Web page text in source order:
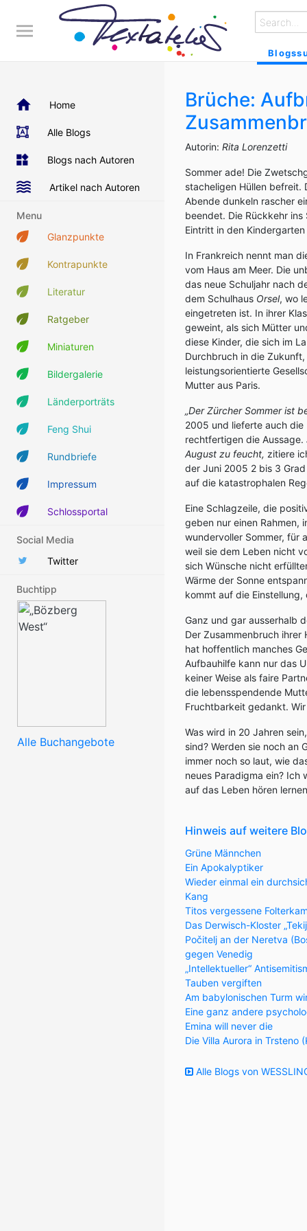
Home
Alle Blogs
Blogs nach Autoren
Artikel nach Autoren
Menu
Glanzpunkte
Kontrapunkte
Literatur
Ratgeber
Miniaturen
Bildergalerie
Länderporträts
Feng Shui
Rundbriefe
Impressum
Schlossportal
Social Media
Twitter
Buchtipp
Alle Buchangebote
Brüche:
Autorin: Rita Lorenzetti
Sommer ade! Die
stacheligen Hüllen befreit.
Abende dunkeln rascher
beendet. Die Rückkehr
Eintritt in den
In Frankreich nennt man
vom Haus am Meer. Die
das neue Schuljahr nach
dem Schulhaus Orsel, wo
eingetreten ist. In ihrer
geweint, als sich Mütter
diese Kinder, die sich im
Durchbruch in die
leistungsorientierte
Mutter aus Paris.
„Der Zürcher Sommer ist
2005 und lieferte auch die
rechtfertigen die Aussage.
August zu feucht, zitiere
der Juni 2005 2 bis 3
auf die katastrophalen
Eine Schlagzeile, die
geben nur einen Rahmen,
wundervoller Sommer, für
weil sie dem Leben nicht
sich Wünsche nicht
Wärme der Sonne
kommt auf die
Ganz und gar ausserhalb
Der Zusammenbruch
hat hoffentlich manches
Aufbauhilfe kann nur das
keiner Weise als faire
die lebensspendende
Fruchtbarkeit gedankt.
Was wird in 20 Jahren
sind? Werden sie noch an
immer noch so laut, wie
neues Paradigma ein? Ich
auf das Leben hören
Hinweis auf weitere
Grüne Männchen
Ein Apokalyptiker
Wieder einmal ein
Kang
Titos vergessene
Das Derwisch-Kloster
Počitelj an der Neretva
gegen Venedig
„Intellektueller“
Tauben vergiften
Am babylonischen Turm
Eine ganz andere
Emina will never die
Die Villa Aurora in Trsteno
Alle Blogs von